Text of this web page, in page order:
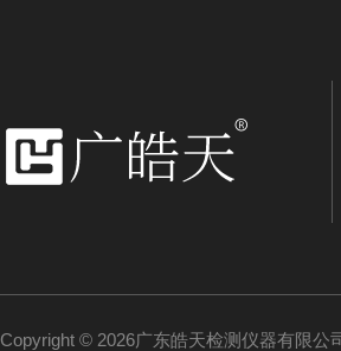
Copyright © 2026广东皓天检测仪器有限